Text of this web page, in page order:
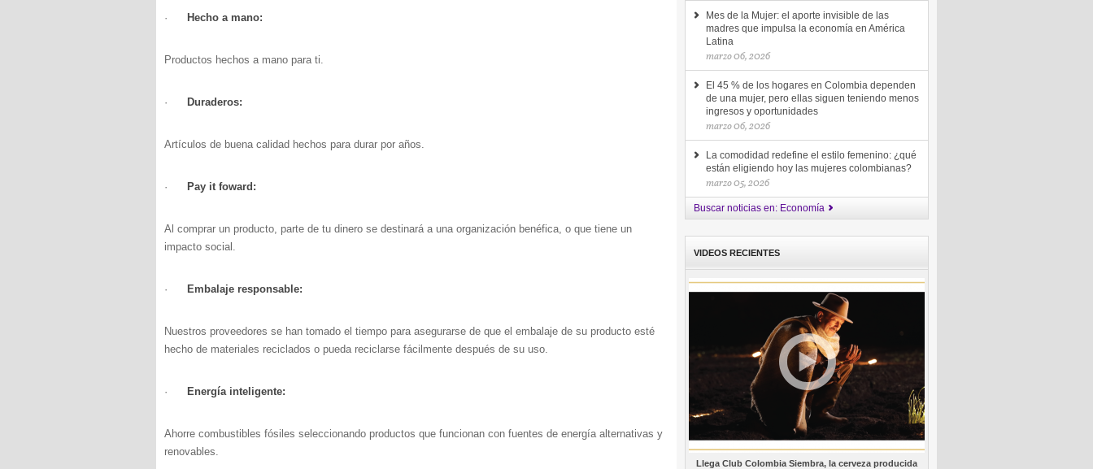
· Hecho a mano:
Productos hechos a mano para ti.
· Duraderos:
Artículos de buena calidad hechos para durar por años.
· Pay it foward:
Al comprar un producto, parte de tu dinero se destinará a una organización benéfica, o que tiene un
impacto social.
· Embalaje responsable:
Nuestros proveedores se han tomado el tiempo para asegurarse de que el embalaje de su producto esté
hecho de materiales reciclados o pueda reciclarse fácilmente después de su uso.
· Energía inteligente:
Ahorre combustibles fósiles seleccionando productos que funcionan con fuentes de energía alternativas y
renovables.
Mes de la Mujer: el aporte invisible de las
madres que impulsa la economía en América
Latina
marzo 06, 2026
El 45 % de los hogares en Colombia dependen
de una mujer, pero ellas siguen teniendo menos
ingresos y oportunidades
marzo 06, 2026
La comodidad redefine el estilo femenino: ¿qué
están eligiendo hoy las mujeres colombianas?
marzo 05, 2026
Buscar noticias en: Economía
VIDEOS RECIENTES
Llega Club Colombia Siembra, la cerveza producida